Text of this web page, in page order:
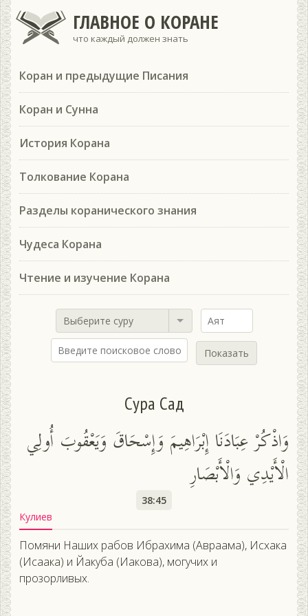
ГЛАВНОЕ О КОРАНЕ
что каждый должен знать
Коран и предыдущие Писания
Коран и Сунна
История Корана
Толкование Корана
Разделы коранического знания
Чудеса Корана
Чтение и изучение Корана
Выберите суру
Показать
Сура Сад
وَاذْكُرْ عِبَادَنَا إِبْرَاهِيمَ وَإِسْحَاقَ وَيَعْقُوبَ أُولِي
الْأَيْدِي وَالْأَبْصَارِ
38:45
Кулиев
Помяни Наших рабов Ибрахима (Авраама), Исхака
(Исаака) и Йакуба (Иакова), могучих и
прозорливых.